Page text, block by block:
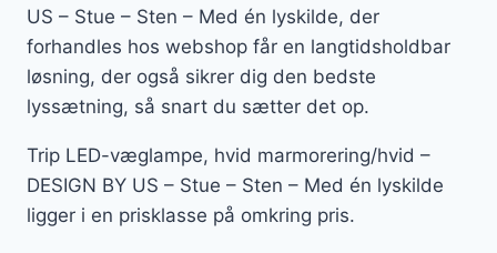
US – Stue – Sten – Med én lyskilde, der
forhandles hos webshop får en langtidsholdbar
løsning, der også sikrer dig den bedste
lyssætning, så snart du sætter det op.
Trip LED-væglampe, hvid marmorering/hvid –
DESIGN BY US – Stue – Sten – Med én lyskilde
ligger i en prisklasse på omkring pris.